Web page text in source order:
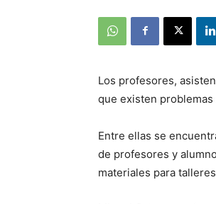
Los profesores,
que existen
Entre ellas se
de profesores y
materiales para